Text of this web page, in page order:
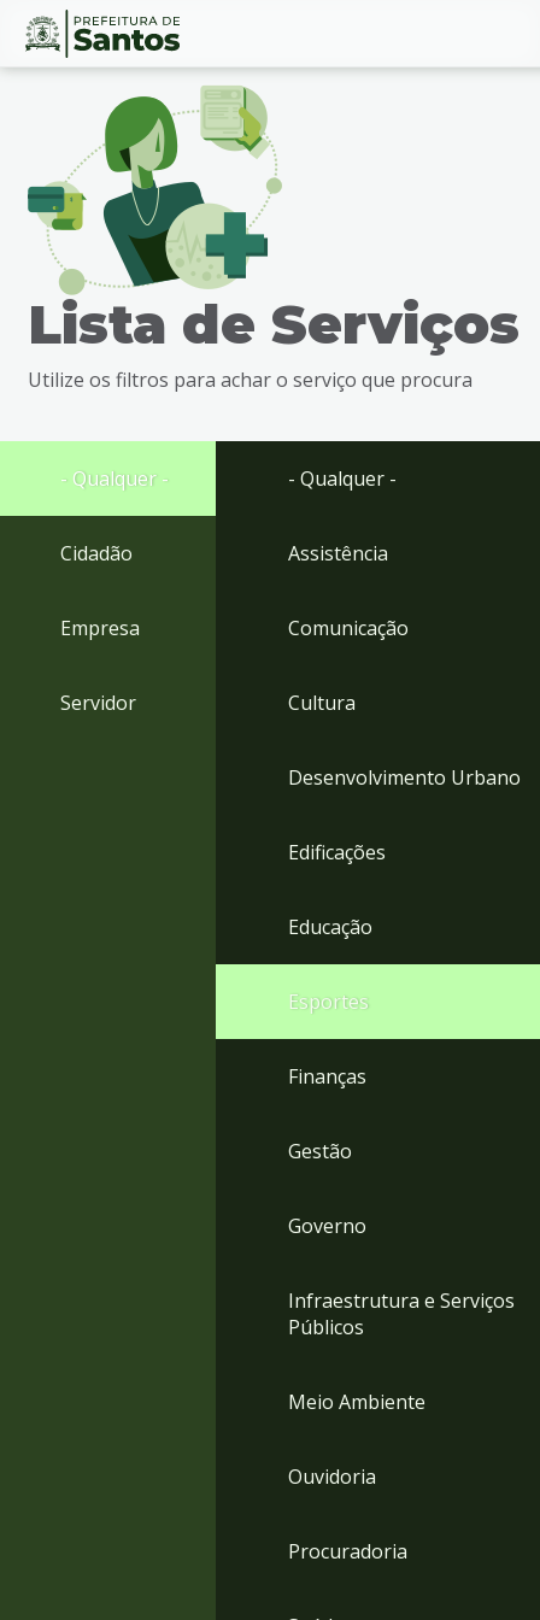
Ir
busca
Ir
rodapé
Conteúdo
Lista de Serviços
Utilize os filtros para achar o serviço que procura
- Qualquer -
Cidadão
Empresa
Servidor
- Qualquer -
Assistência
Comunicação
Cultura
Desenvolvimento Urbano
Edificações
Educação
Esportes
Finanças
Gestão
Governo
Infraestrutura e Serviços
Públicos
Meio Ambiente
Ouvidoria
Procuradoria